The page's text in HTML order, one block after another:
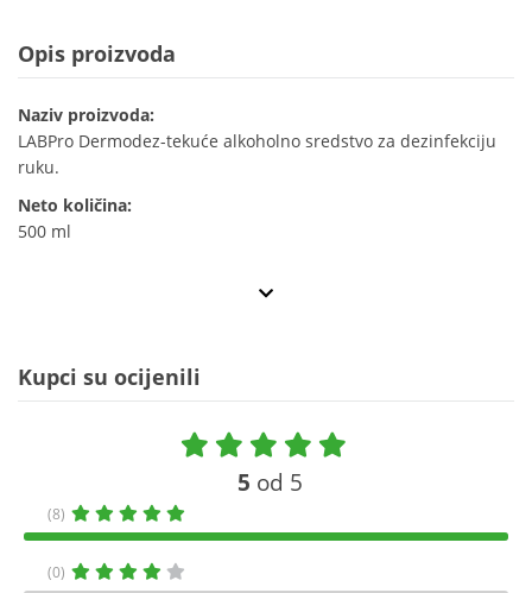
Opis proizvoda
Naziv proizvoda:
LABPro Dermodez-tekuće alkoholno sredstvo za dezinfekciju
ruku.
Neto količina:
500 ml
Kupci su ocijenili
5 od 5
(8)
(0)